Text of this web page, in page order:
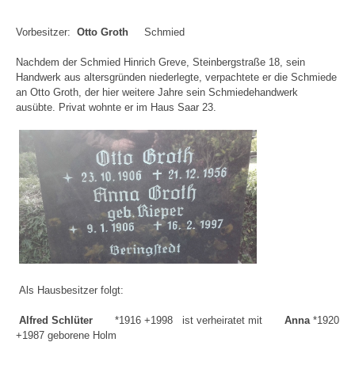
Vorbesitzer: Otto Groth Schmied
Nachdem der Schmied Hinrich Greve, Steinbergstraße 18, sein
Handwerk aus altersgründen niederlegte, verpachtete er die Schmiede
an Otto Groth, der hier weitere Jahre sein Schmiedehandwerk
ausübte. Privat wohnte er im Haus Saar 23.
Als Hausbesitzer folgt:
Alfred Schlüter *1916 +1998 ist verheiratet mit Anna*1920
+1987 geborene Holm